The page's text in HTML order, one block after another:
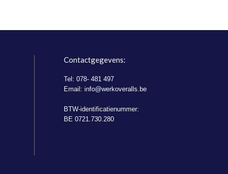
Contactgegevens:
Tel: 078- 481 497
Email:info@werkoveralls.be
BTW-identificatienummer:
BE 0721.730.280